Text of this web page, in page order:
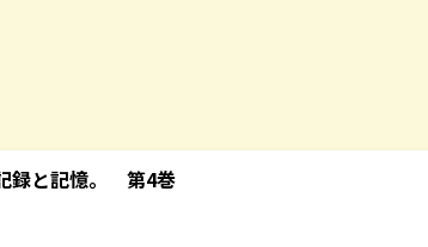
録と記憶。 第4巻